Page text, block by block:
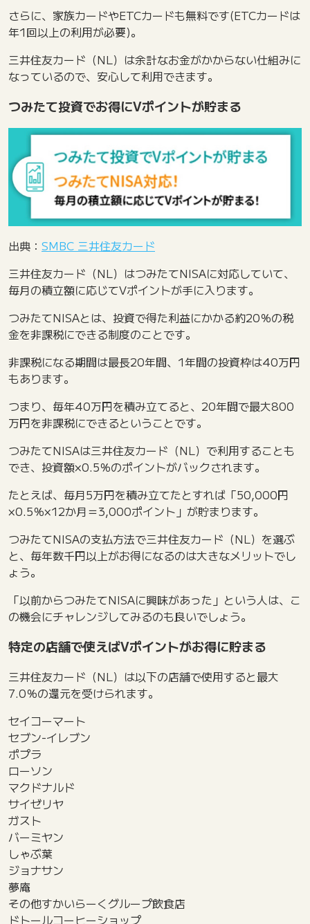
さらに、家族カードやETCカードも無料です(ETCカードは
年1回以上の利用が必要)。
三井住友カード（NL）は余計なお金がかからない仕組みに
なっているので、安心して利用できます。
つみたて投資でお得にVポイントが貯まる
出典： SMBC 三井住友カード
三井住友カード（NL）はつみたてNISAに対応していて、
毎月の積立額に応じてVポイントが手に入ります。
つみたてNISAとは、投資で得た利益にかかる約20％の税
金を非課税にできる制度のことです。
非課税になる期間は最長20年間、1年間の投資枠は40万円
もあります。
つまり、毎年40万円を積み立てると、20年間で最大800
万円を非課税にできるということです。
つみたてNISAは三井住友カード（NL）で利用することも
でき、投資額×0.5％のポイントがバックされます。
たとえば、毎月5万円を積み立てたとすれば「50,000円
×0.5％×12か月＝3,000ポイント」が貯まります。
つみたてNISAの支払方法で三井住友カード（NL）を選ぶ
と、毎年数千円以上がお得になるのは大きなメリットでし
ょう。
「以前からつみたてNISAに興味があった」という人は、こ
の機会にチャレンジしてみるのも良いでしょう。
特定の店舗で使えばVポイントがお得に貯まる
三井住友カード（NL）は以下の店舗で使用すると最大
7.0％の還元を受けられます。
セイコーマート
セブン-イレブン
ポプラ
ローソン
マクドナルド
サイゼリヤ
ガスト
バーミヤン
しゃぶ葉
ジョナサン
夢庵
その他すかいらーくグループ飲食店
ドトールコーヒーショップ